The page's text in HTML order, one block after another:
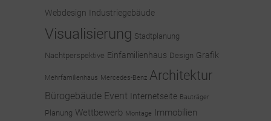
Webdesign Industriegebäude
Visualisierung Stadtplanung
Nachtperspektive Einfamilienhaus Design Grafik
Mehrfamilienhaus Mercedes-Benz Architektur
Bürogebäude Event Internetseite Bauträger
Planung Wettbewerb Montage
Immobilien